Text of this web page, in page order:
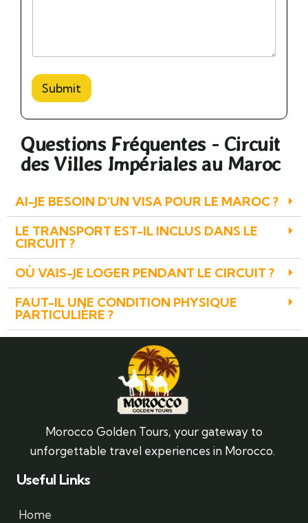
Submit
Questions Fréquentes - Circuit
des Villes Impériales au Maroc
AI-JE BESOIN D'UN VISA POUR LE MAROC ?
LE TRANSPORT EST-IL INCLUS DANS LE
CIRCUIT ?
OÙ VAIS-JE LOGER PENDANT LE CIRCUIT ?
FAUT-IL UNE CONDITION PHYSIQUE
PARTICULIÈRE ?
Morocco Golden Tours, your gateway to
unforgettable travel experiences in Morocco.
Useful Links
Home